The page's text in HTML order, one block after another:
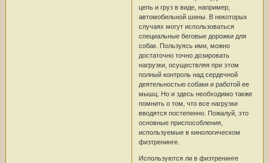
цепь и груз в виде, например,
автомобильной шины. В некоторых
случаях могут использоваться
специальные беговые дорожки для
собак. Пользуясь ими, можно
достаточно точно дозировать
нагрузки, осуществляя при этом
полный контроль над сердечной
деятельностью собаки и работой ее
мышц. Но и здесь необходимо также
помнить о том, что все нагрузки
вводятся постепенно. Пожалуй, это
основные приспособления,
используемые в кинологическом
физтренинге.
Используются ли в физтренинге